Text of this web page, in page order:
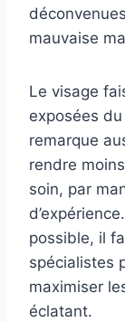
mauvaise
Le visage
exposées
remarque
rendre
soin, par
possible, il
spécialistes
maximiser
éclatant.